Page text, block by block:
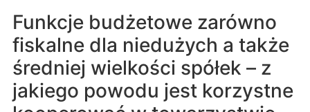
Funkcje budżetowe zarówno
fiskalne dla niedużych a także
średniej wielkości spółek – z
jakiego powodu jest korzystne